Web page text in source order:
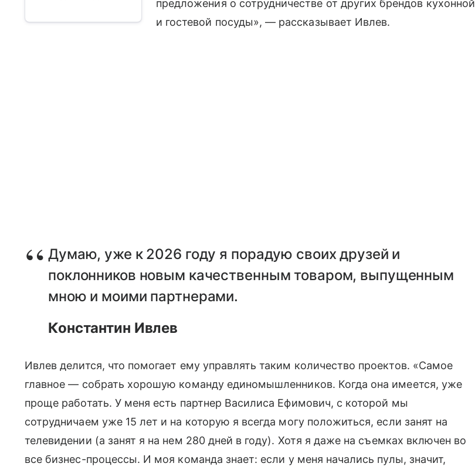
предложения о сотрудничестве от других брендов кухонной
и гостевой посуды», — рассказывает Ивлев.
Думаю, уже к 2026 году я порадую своих друзей и
поклонников новым качественным товаром, выпущенным
мною и моими партнерами.
Константин Ивлев
Ивлев делится, что помогает ему управлять таким количество проектов. «Самое
главное — собрать хорошую команду единомышленников. Когда она имеется, уже
проще работать. У меня есть партнер Василиса Ефимович, с которой мы
сотрудничаем уже 15 лет и на которую я всегда могу положиться, если занят на
телевидении (а занят я на нем 280 дней в году). Хотя я даже на съемках включен во
все бизнес-процессы. И моя команда знает: если у меня начались пулы, значит,